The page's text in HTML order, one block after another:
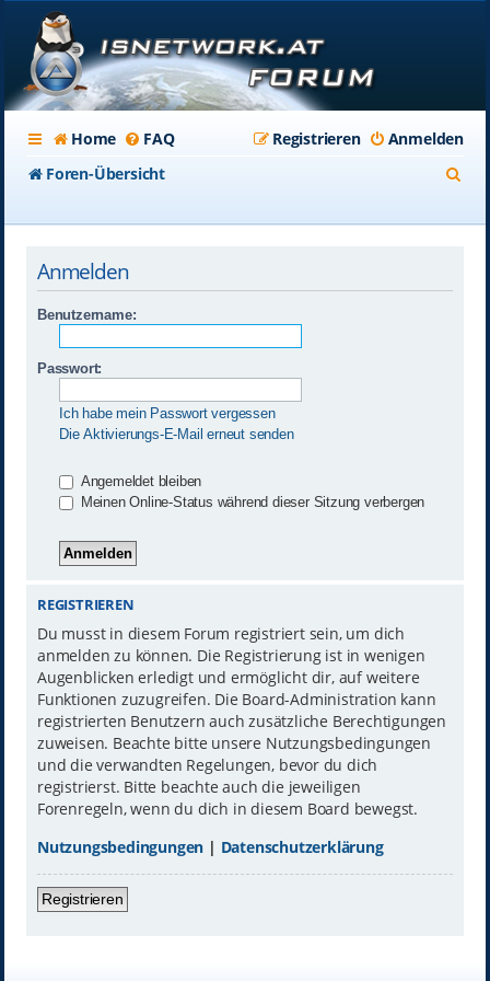
Home FAQ Anmelden
Registrieren
Foren-Übersicht
Anmelden
Benutzername:
Passwort:
Ich habe mein Passwort vergessen
Die Aktivierungs-E-Mail erneut senden
Angemeldet bleiben
Meinen Online-Status während dieser Sitzung verbergen
REGISTRIEREN
Du musst in diesem Forum registriert sein, um dich
anmelden zu können. Die Registrierung ist in wenigen
Augenblicken erledigt und ermöglicht dir, auf weitere
Funktionen zuzugreifen. Die Board-Administration kann
registrierten Benutzern auch zusätzliche Berechtigungen
zuweisen. Beachte bitte unsere Nutzungsbedingungen
und die verwandten Regelungen, bevor du dich
registrierst. Bitte beachte auch die jeweiligen
Forenregeln, wenn du dich in diesem Board bewegst.
Nutzungsbedingungen | Datenschutzerklärung
Registrieren